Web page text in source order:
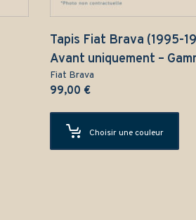
Tapis Fiat Brava (1995-
Avant uniquement –
Fiat Brava
99,00 €
Choisir une couleur